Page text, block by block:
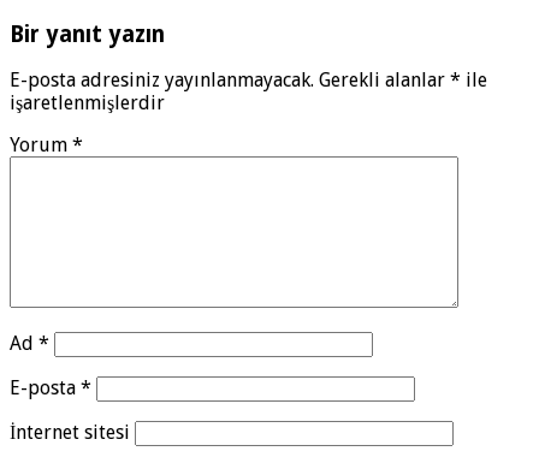
Bir yanıt yazın
E-posta adresiniz yayınlanmayacak. Gerekli alanlar * ile
işaretlenmişlerdir
Yorum *
Ad *
E-posta *
İnternet sitesi